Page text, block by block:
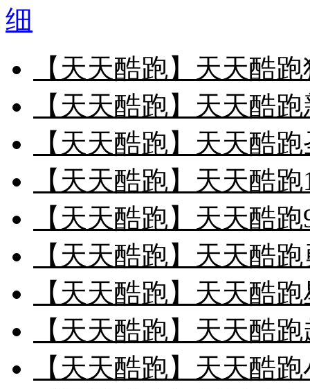
细
【天天酷跑】天天酷
【天天酷跑】天天酷
【天天酷跑】天天酷
【天天酷跑】天天酷
【天天酷跑】天天酷
【天天酷跑】天天酷
【天天酷跑】天天酷
【天天酷跑】天天酷
【天天酷跑】天天酷